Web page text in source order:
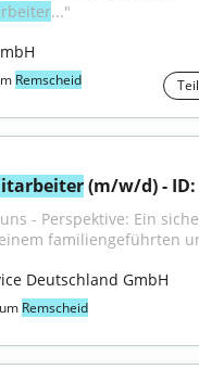
..."
Remscheid
(m/w/d) - ID:
- Perspektive: Ein
familiengeführten
Deutschland GmbH
Remscheid